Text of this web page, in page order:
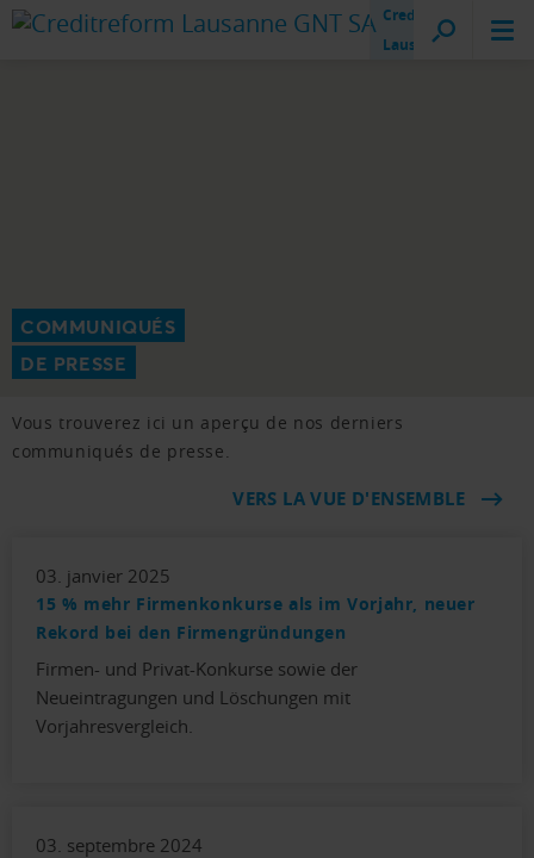
Creditreform
Lausanne
COMMUNIQUÉS
DE PRESSE
Vous trouverez ici un aperçu de nos derniers
communiqués de presse.
VERS LA VUE D'ENSEMBLE
03. janvier 2025
15 % mehr Firmenkonkurse als im Vorjahr, neuer
Rekord bei den Firmengründungen
Firmen- und Privat-Konkurse sowie der
Neueintragungen und Löschungen mit
Vorjahresvergleich.
03. septembre 2024